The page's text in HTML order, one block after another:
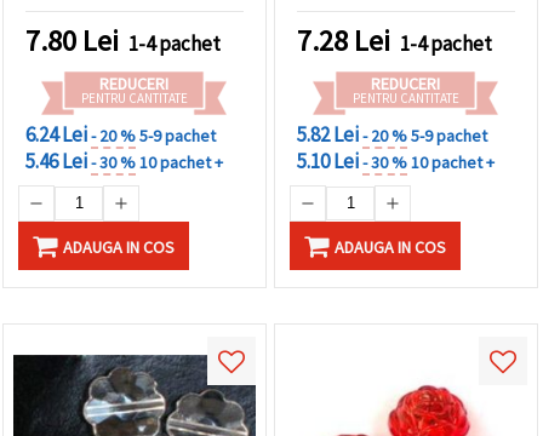
7.80 Lei 1-4 pachet
REDUCERI
PENTRU CANTITATE
6.24 Lei- 20 %5-9 pachet
5.46 Lei- 30 %10 pachet +
ADAUGA IN COS
elegante pentru bijuterii
& craft
7.28 Lei 1-4 pachet
REDUCERI
PENTRU CANTITATE
5.82 Lei- 20 %5-9 pachet
5.10 Lei- 30 %10 pachet +
ADAUGA IN COS